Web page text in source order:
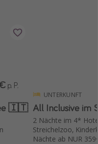
🇮🇹
p. P.
UNTERKUNFT
All Inclusive im
2 Nächte im 4*
Streichelzoo,
Nächte ab NUR